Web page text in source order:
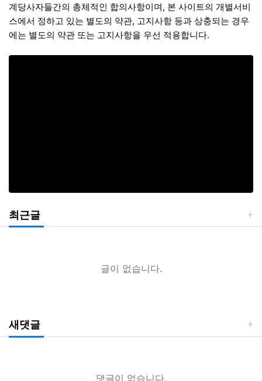
계당사자들간의 총체적인 합의사항이며, 본 사이트의 개별서비
스에서 정하고 있는 별도의 약관, 고지사항 등과 상충되는 경우
에는 별도의 약관 또는 고지사항을 우선 적용합니다.
최근글
글이 없습니다.
새댓글
댓글이 없습니다.